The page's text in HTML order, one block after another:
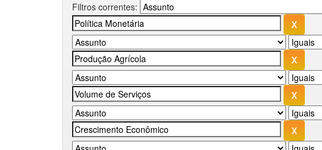
Filtros correntes: